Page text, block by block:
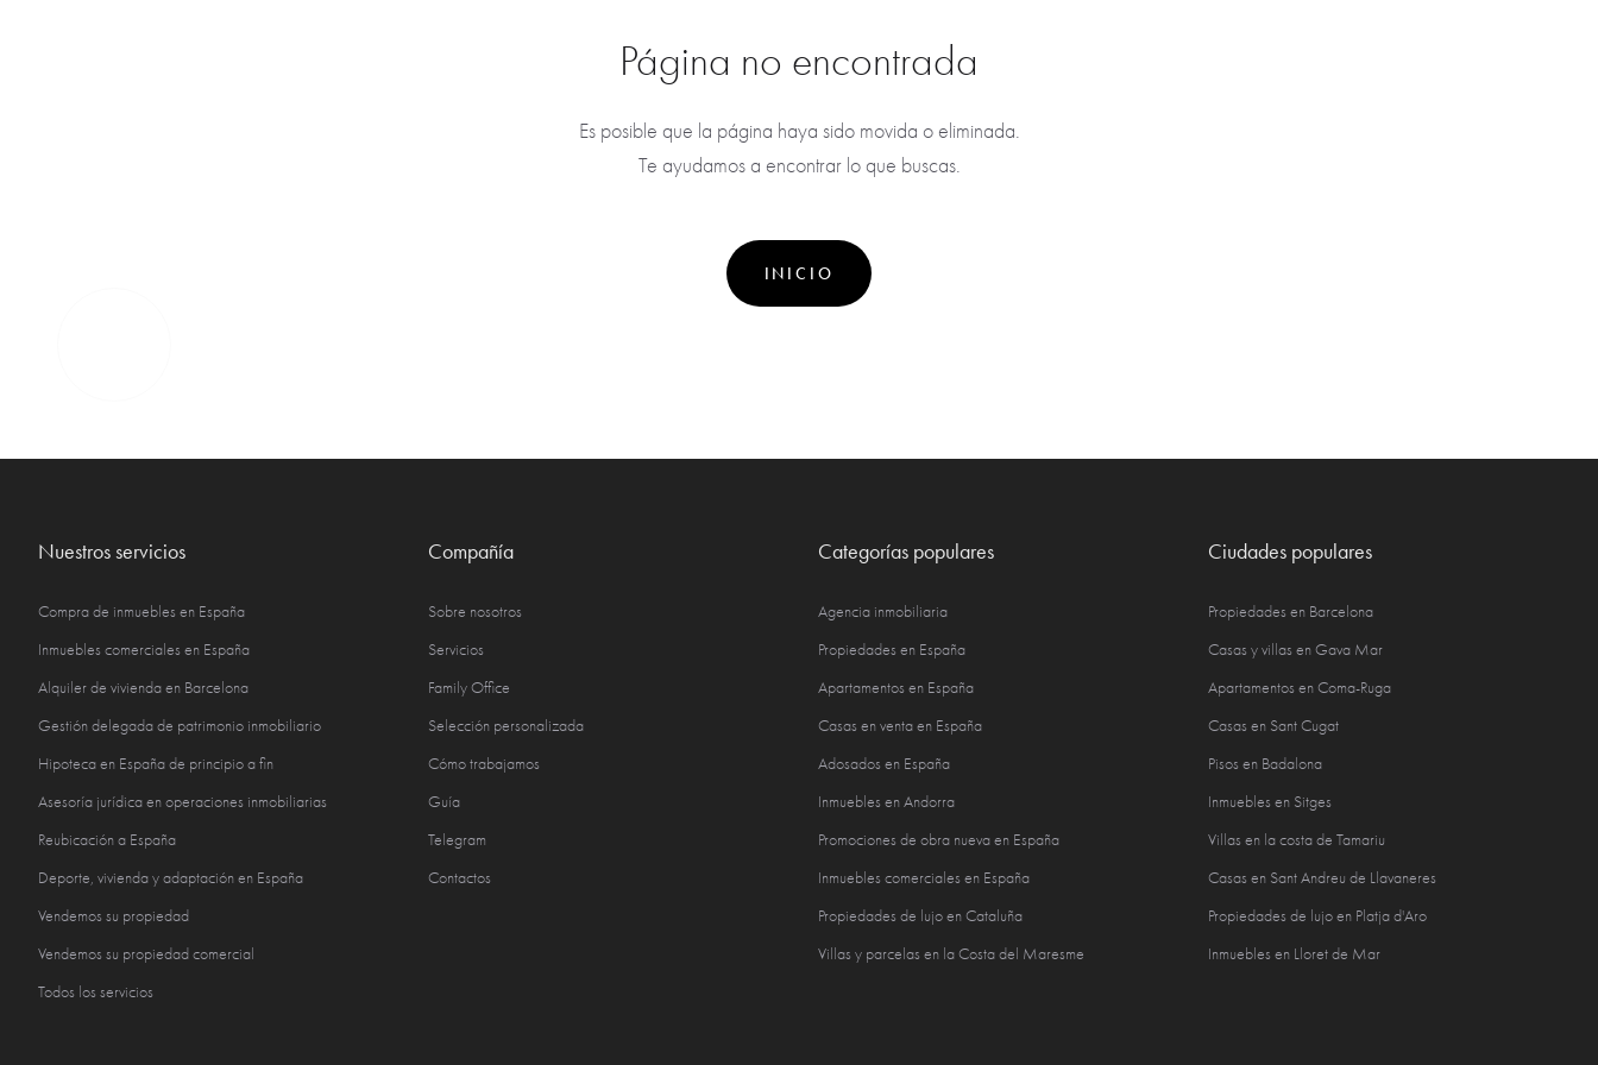
Página no encontrada
Es posible que la página haya sido movida o eliminada.
Te ayudamos a encontrar lo que buscas.
INICIO
Nuestros servicios
Compra de inmuebles en España
Inmuebles comerciales en España
Alquiler de vivienda en Barcelona
Gestión delegada de patrimonio inmobiliario
Hipoteca en España de principio a fin
Asesoría jurídica en operaciones inmobiliarias
Reubicación a España
Deporte, vivienda y adaptación en España
Vendemos su propiedad
Vendemos su propiedad comercial
Todos los servicios
Compañía
Sobre nosotros
Servicios
Family Office
Selección personalizada
Cómo trabajamos
Guía
Telegram
Contactos
Categorías populares
Agencia inmobiliaria
Propiedades en España
Apartamentos en España
Casas en venta en España
Adosados en España
Inmuebles en Andorra
Promociones de obra nueva en España
Inmuebles comerciales en España
Propiedades de lujo en Cataluña
Villas y parcelas en la Costa del Maresme
Ciudades populares
Propiedades en Barcelona
Casas y villas en Gava Mar
Apartamentos en Coma-Ruga
Casas en Sant Cugat
Pisos en Badalona
Inmuebles en Sitges
Villas en la costa de Tamariu
Casas en Sant Andreu de Llavaneres
Propiedades de lujo en Platja d'Aro
Inmuebles en Lloret de Mar